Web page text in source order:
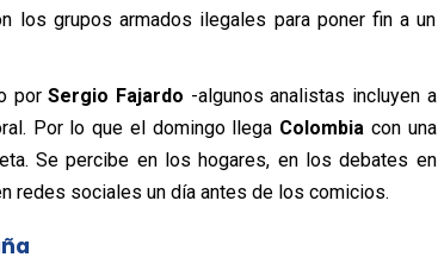
los grupos armados ilegales para poner fin a un
porSergio Fajardo -algunos analistas incluyen a
Por lo que el domingo llega Colombia con una
Se percibe en los hogares, en los debates en
redes sociales un día antes de los comicios.